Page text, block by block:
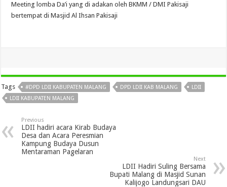
Meeting lomba Da’i yang di adakan oleh BKMM / DMI Pakisaji
bertempat di Masjid Al Ihsan Pakisaji
Tags #DPD LDII KABUPATEN MALANG DPD LDII KAB MALANG
LDII
LDII KABUPATEN MALANG
Previous
LDII hadiri acara Kirab Budaya
Desa dan Acara Peresmian
Kampung Budaya Dusun
Mentaraman Pagelaran
Next
LDII Hadiri Suling Bersama
Bupati Malang di Masjid Sunan
Kalijogo Landungsari DAU